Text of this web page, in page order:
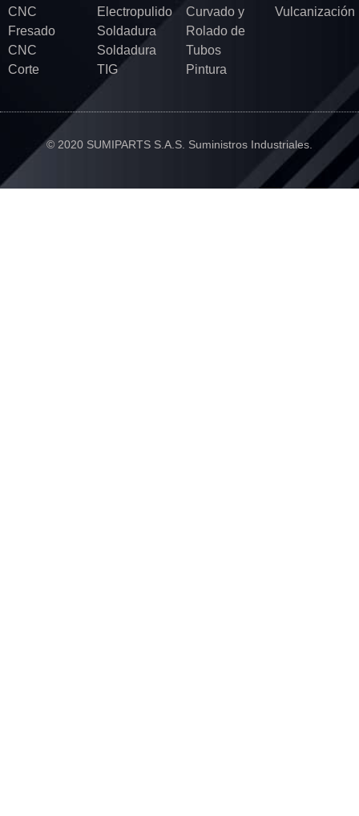
CNC
Fresado
CNC
Corte
Electropulido
Soldadura
Soldadura
TIG
Curvado y
Rolado de
Tubos
Pintura
Vulcanización
© 2020 SUMIPARTS S.A.S. Suministros Industriales.